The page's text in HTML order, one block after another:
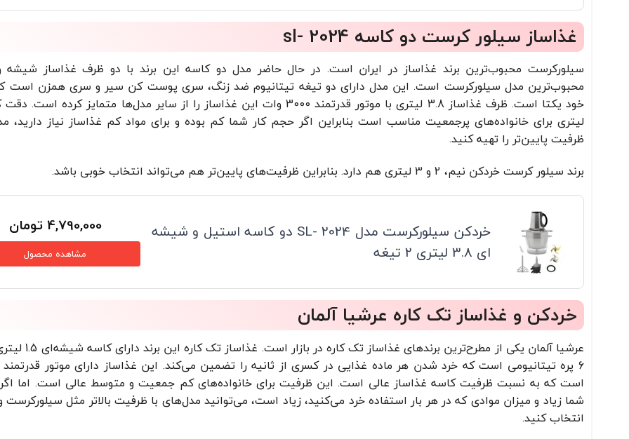
غذاساز سیلور کرست دو کاسه sl- 2024
سیلورکرست محبوب‌ترین برند غذاساز در ایران است. در حال حاضر مدل دو کاسه این برند با دو ظرف غذاساز
محبوب‌ترین مدل سیلورکرست است. این مدل دارای دو تیغه تیتانیوم ضد زنگ، سری پوست کن سیر و سری همزن است
لیتری برای خانواده‌های پرجمعیت مناسب است بنابراین اگر حجم کار شما کم بوده و برای مواد کم غذاساز نیاز دارید،
ظرفیت پایین‌تر را تهیه کنید.
برند سیلور کرست خردکن نیم، 2 و 3 لیتری هم دارد. بنابراین ظرفیت‌های پایین‌تر هم می‌تواند انتخاب خوبی باشد.
خردکن سیلورکرست مدل SL- 2024 دو کاسه استیل و شیشه
ای 3.8 لیتری 2 تیغه
4,790,000تومان
مشاهده محصول
خردکن و غذاساز تک کاره عرشیا آلمان
عرشیا آلمان یکی از مطرح‌ترین برندهای
است که به نسبت ظرفیت کاسه غذاساز عالی است. این ظرفیت برای خانواده‌های کم جمعیت و متوسط عالی است. اما
شما زیاد و میزان موادی که در هر بار استفاده خرد می‌کنید، زیاد است، می‌توانید مدل‌های با ظرفیت بالاتر مثل سیلورکرست
انتخاب کنید.